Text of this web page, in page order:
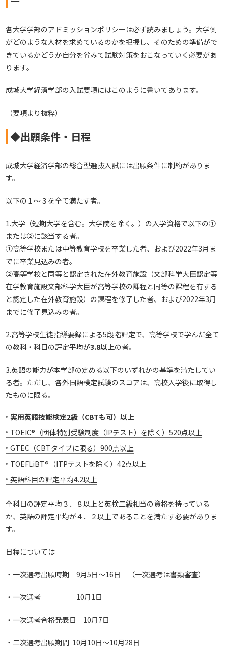
各大学学部のアドミッションポリシーは必ず読みましょう。大学側
がどのような人材を求めているのかを把握し、そのための準備がで
きているかどうか自分を省みて試験対策をおこなっていく必要があ
ります。
成城大学経済学部の入試要項にはこのように書いてあります。
（要項より抜粋）
◆出願条件・日程
成城大学経済学部の総合型選抜入試には出願条件に制約がありま
す。
以下の１～３を全て満たす者。
1.大学（短期大学を含む。大学院を除く。）の入学資格で以下の①
または②に該当する者。
①高等学校または中等教育学校を卒業した者、および2022年3月ま
でに卒業見込みの者。
②高等学校と同等と認定された在外教育施設（文部科学大臣認定等
在学教育施設文部科学大臣が高等学校の課程と同等の課程を有する
と認定した在外教育施設）の課程を修了した者、および2022年3月
までに修了見込みの者。
2.高等学校生徒指導要録による5段階評定で、高等学校で学んだ全て
の教科・科目の評定平均が3.8以上の者。
3.英語の能力が本学部の定める以下のいずれかの基準を満たしてい
る者。ただし、各外国語検定試験のスコアは、高校入学後に取得し
たものに限る。
実用英語技能検定2級（CBTも可）以上
TOEIC®（団体特別受験制度（IPテスト）を除く）520点以上
GTEC（CBTタイプに限る）900点以上
TOEFLiBT®（ITPテストを除く）42点以上
英語科目の評定平均4.2以上
全科目の評定平均３．８以上と英検二級相当の資格を持っている
か、英語の評定平均が４．２以上であることを満たす必要がありま
す。
日程については
・一次選考出願時期 9月5日～16日 （一次選考は書類審査）
・一次選考 10月1日
・一次選考合格発表日 10月7日
・二次選考出願期間 10月10日～10月28日